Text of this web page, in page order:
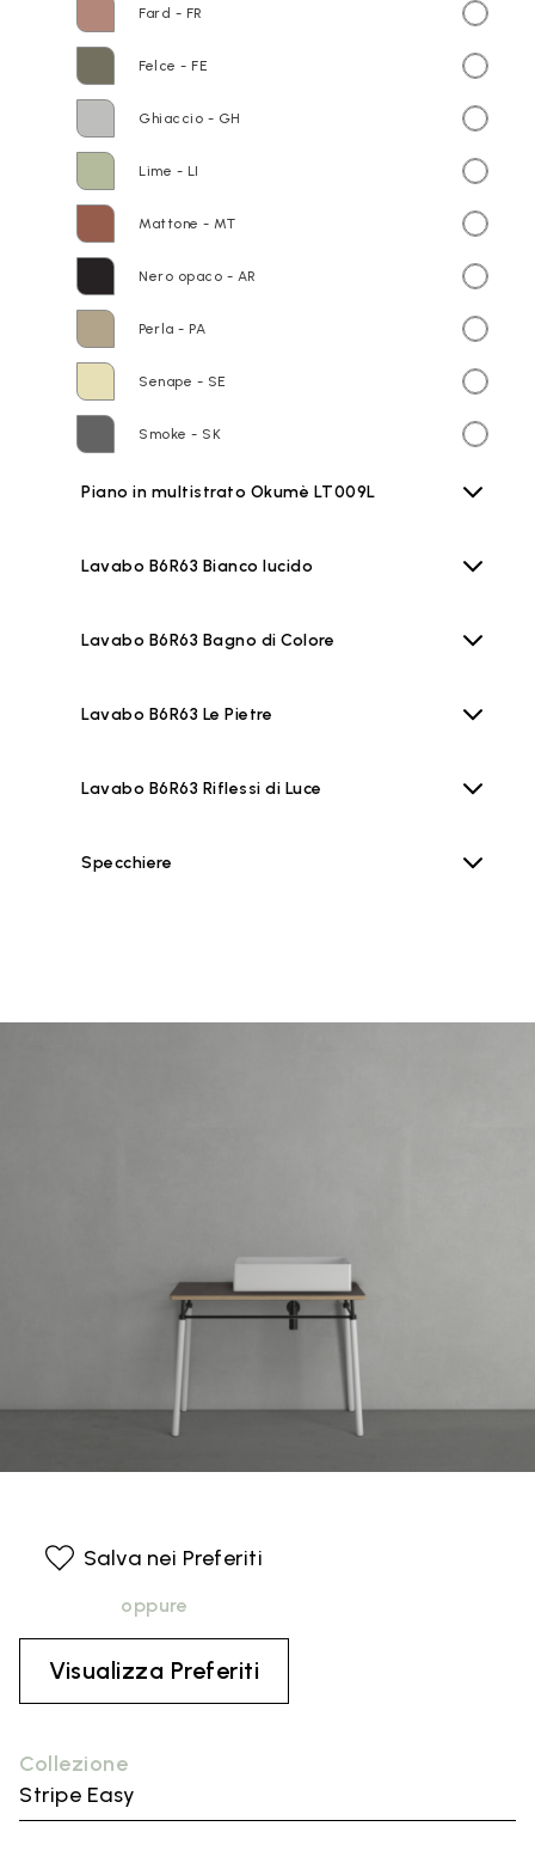
Fard - FR
Felce - FE
Ghiaccio - GH
Lime - LI
Mattone - MT
Nero opaco - AR
Perla - PA
Senape - SE
Smoke - SK
Piano in multistrato Okumè LT009L
Lavabo B6R63 Bianco lucido
Lavabo B6R63 Bagno di Colore
Lavabo B6R63 Le Pietre
Lavabo B6R63 Riflessi di Luce
Specchiere
Collezione
Stripe Easy
Salva nei Preferiti
oppure
Visualizza Preferiti